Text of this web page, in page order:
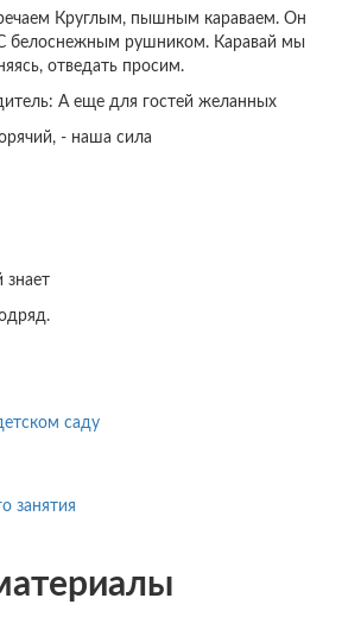
Круглым, пышным караваем. Он
белоснежным рушником. Каравай мы
отведать просим.
А еще для гостей желанных
- наша сила
знает
саду
занятия